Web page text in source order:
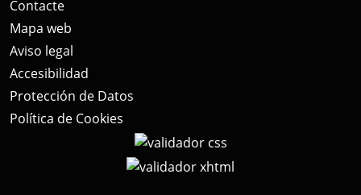
Contacte
Mapa web
Aviso legal
Accesibilidad
Protección de Datos
Política de Cookies